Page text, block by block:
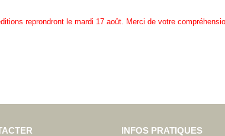
reprondront le mardi 17 août. Merci de votre
INFOS PRATIQUES